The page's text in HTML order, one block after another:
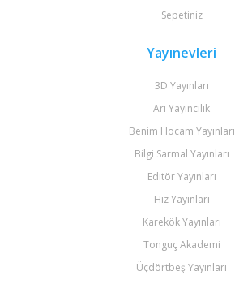
Sepetiniz
Yayınevleri
3D Yayınları
Arı Yayıncılık
Benim Hocam Yayınları
Bilgi Sarmal Yayınları
Editör Yayınları
Hız Yayınları
Karekök Yayınları
Tonguç Akademi
Üçdörtbeş Yayınları